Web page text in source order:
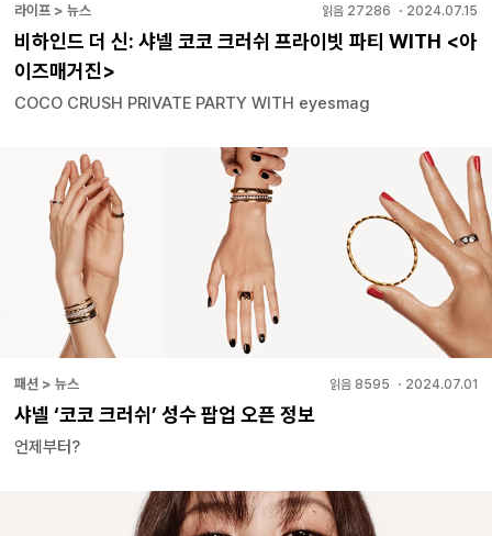
라이프 > 뉴스 읽음 27286 ・ 2024.07.15
비하인드 더 신: 샤넬 코코 크러쉬 프라이빗 파티 WITH <아
이즈매거진>
COCO CRUSH PRIVATE PARTY WITH eyesmag
패션 > 뉴스 읽음 8595 ・ 2024.07.01
샤넬 ‘코코 크러쉬’ 성수 팝업 오픈 정보
언제부터?